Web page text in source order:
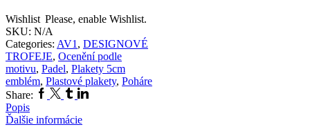
Wishlist Please, enable Wishlist.
SKU: N/A
Categories: AV1 , DESIGNOVÉ
TROFEJE, Ocenění podle
motivu, Padel, Plakety 5cm
emblém, Plastové plakety, Poháre
Share: Facebook
Twitter
TumblrLinkedin
Popis
Ďalšie informácie